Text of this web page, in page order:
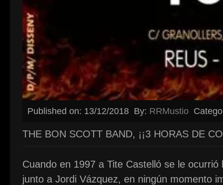
Published on: 13/12/2018 By: RRMustio
THE BON SCOTT BAND, ¡¡3 HORAS DE
Cuando en 1997 a Tite Castelló se le
junto a Jordi Vázquez, en ningún momento